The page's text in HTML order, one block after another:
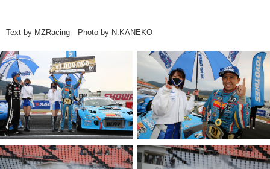
Text by MZRacing Photo by N.KANEKO